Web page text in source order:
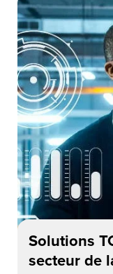
Solutions
secteur de